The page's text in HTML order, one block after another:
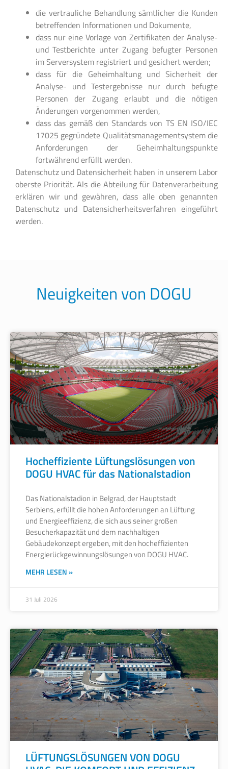
die vertrauliche Behandlung sämtlicher die Kunden
betreffenden Informationen und Dokumente,
dass nur eine Vorlage von Zertifikaten der Analyse-
und Testberichte unter Zugang befugter Personen
im Serversystem registriert und gesichert werden;
dass für die Geheimhaltung und Sicherheit der
Analyse- und Testergebnisse nur durch befugte
Personen der Zugang erlaubt und die nötigen
Änderungen vorgenommen werden,
dass das gemäß den Standards von TS EN ISO/IEC
17025 gegründete Qualitätsmanagementsystem die
Anforderungen der Geheimhaltungspunkte
fortwährend erfüllt werden.
Datenschutz und Datensicherheit haben in unserem Labor
oberste Priorität. Als die Abteilung für Datenverarbeitung
erklären wir und gewähren, dass alle oben genannten
Datenschutz und Datensicherheitsverfahren eingeführt
werden.
Neuigkeiten von DOGU
Hocheffiziente Lüftungslösungen von
DOGU HVAC für das Nationalstadion
Das Nationalstadion in Belgrad, der Hauptstadt
Serbiens, erfüllt die hohen Anforderungen an Lüftung
und Energieeffizienz, die sich aus seiner großen
Besucherkapazität und dem nachhaltigen
Gebäudekonzept ergeben, mit den hocheffizienten
Energierückgewinnungslösungen von DOGU HVAC.
MEHR LESEN »
31 Juli 2026
LÜFTUNGSLÖSUNGEN VON DOGU